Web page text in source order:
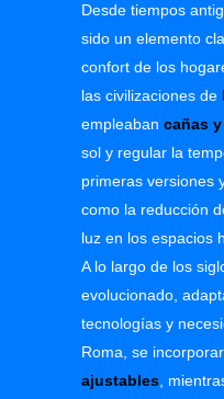
Desde tiempos
sido un elemento
confort de los
las civilizaciones de
empleaban cañas
sol y regular la
primeras versiones
como la reducción
luz en los espacios
A lo largo de los
evolucionado,
tecnologías y
Roma, se
ajustables,